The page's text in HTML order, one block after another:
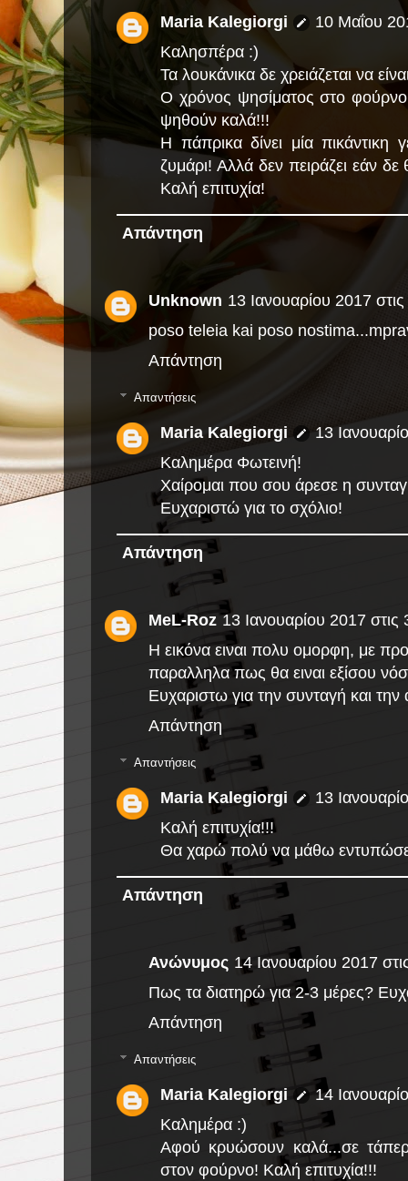
Maria Kalegiorgi
10 Μαΐου
Καλησπέρα :)
Τα λουκάνικα δε χρειάζεται να
Ο χρόνος ψησίματος στο φούρνο
ψηθούν καλά!!!
Η πάπρικα δίνει μία
ζυμάρι! Αλλά δεν πειράζει εάν δε
Καλή επιτυχία!
Απάντηση
Unknown 13 Ιανουαρίου 2017
poso teleia kai poso
Απάντηση
Απαντήσεις
Maria Kalegiorgi
13
Καλημέρα Φωτεινή!
Χαίρομαι που σου άρεσε η
Ευχαριστώ για το σχόλιο!
Απάντηση
MeL-Roz 13 Ιανουαρίου 2017 στις
Η εικόνα ειναι πολυ ομορφη, με
παραλληλα πως θα ειναι εξίσου
Ευχαριστω για την συνταγή και την
Απάντηση
Απαντήσεις
Maria Kalegiorgi
13
Καλή επιτυχία!!!
Θα χαρώ πολύ να μάθω
Απάντηση
Ανώνυμος 14 Ιανουαρίου 2017
Πως τα διατηρώ για 2-3 μέρες?
Απάντηση
Απαντήσεις
Maria Kalegiorgi
14
Καλημέρα :)
Αφού κρυώσουν καλά...σε
στον φούρνο! Καλή επιτυχία!!!